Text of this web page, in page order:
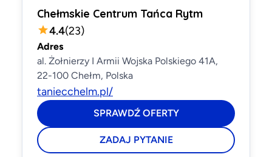
Chełmskie Centrum Tańca Rytm
4.4(23)
Adres
al. Żołnierzy I Armii Wojska Polskiego 41A,
22-100 Chełm, Polska
taniecchelm.pl/
SPRAWDŹ OFERTY
ZADAJ PYTANIE